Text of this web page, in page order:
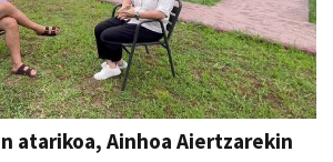
atarikoa, Ainhoa Aiertzarekin